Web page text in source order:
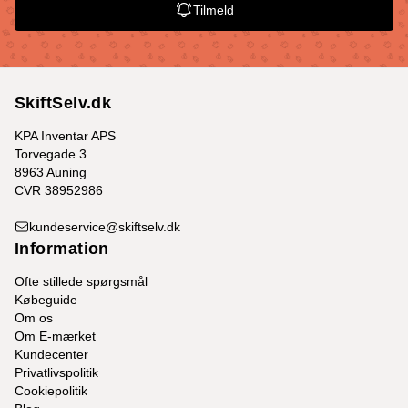
Tilmeld
SkiftSelv.dk
KPA Inventar APS
Torvegade 3
8963 Auning
CVR 38952986
kundeservice@skiftselv.dk
Information
Ofte stillede spørgsmål
Købeguide
Om os
Om E-mærket
Kundecenter
Privatlivspolitik
Cookiepolitik